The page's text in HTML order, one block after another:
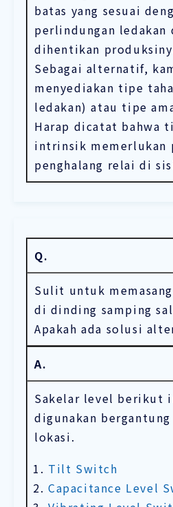
batas yang sesuai
perlindungan ledakan
dihentikan
Sebagai alternatif,
menyediakan tipe
ledakan) atau tipe
Harap dicatat bahwa
intrinsik memerlukan
penghalang relai di
Q.
Sulit untuk
di dinding samping
Apakah ada solusi
A.
Sakelar level berikut
digunakan
lokasi.
Tilt Switch
Capacitance Level